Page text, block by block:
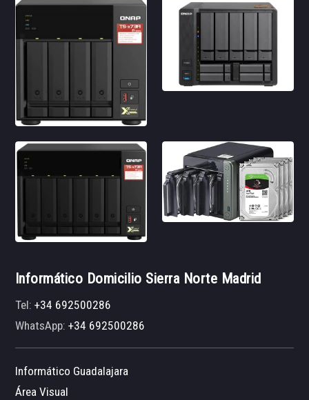
Informático Domicilio Sierra Norte Madrid
Tel:+34 692500286
WhatsApp:+34 692500286
Informático Guadalajara
Área Visual